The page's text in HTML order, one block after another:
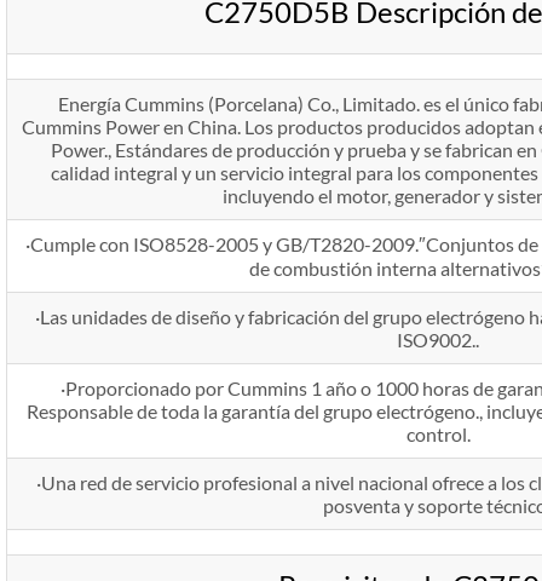
C2750D5B Descripción
Energía Cummins (Porcelana) Co., Limitado. es el único
Cummins Power en China. Los productos producidos
Power., Estándares de producción y prueba y se fabrican
calidad integral y un servicio integral para los
incluyendo el motor, generador y
·Cumple con ISO8528-2005 y GB/T2820-2009.″Conjuntos
de combustión interna
·Las unidades de diseño y fabricación del grupo electrógeno
ISO9002..
·Proporcionado por Cummins 1 año o 1000 horas de
Responsable de toda la garantía del grupo electrógeno.,
control.
·Una red de servicio profesional a nivel nacional ofrece a
posventa y soporte